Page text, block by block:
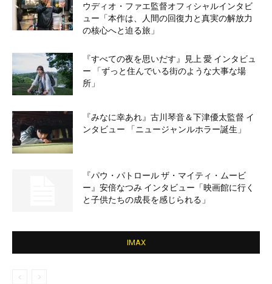
ウディオ・ファエ監督オフィシャルインタビ
ュー「本作は、人間の回復力と真実の解放力
の核心へと迫る旅」
『すべての夜を思いだす』見上 愛 インタビュ
ー 「ずっと住んでいる街のような大事な場
所」
『みなに幸あれ』古川琴音＆下津優太監督 イ
ンタビュー 「ニュージャンルホラー誕生」
『パウ・パトロール ザ・マイティ・ムービ
ー』安倍なつみ インタビュー「映画館に行く
と子供たちの成長を感じられる」
IMAX